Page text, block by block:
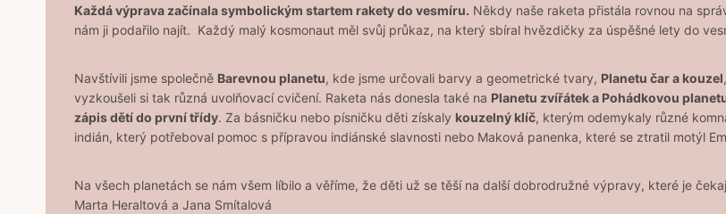
Každá výprava začínala symbolickým startem rakety do vesmíru. Někdy naše raketa přistála rovnou na
nám ji podařilo najít. Každý malý kosmonaut měl svůj průkaz, na který sbíral hvězdičky za úspěšné lety do
Navštívili jsme společně Barevnou planetu, kde jsme určovali barvy a geometrické tvary, Planetu čar a kouzel
vyzkoušeli si tak různá uvolňovací cvičení. Raketa nás donesla také na Planetu zvířátek a Pohádkovou
zápis dětí do první třídy. Za básničku nebo písničku děti získaly kouzelný klíč, kterým odemykaly různé
indián, který potřeboval pomoc s přípravou indiánské slavnosti nebo Maková panenka, které se ztratil motýl
Na všech planetách se nám všem líbilo a věříme, že děti už se těší na další dobrodružné výpravy, které je
Marta Heraltová a Jana Smítalová